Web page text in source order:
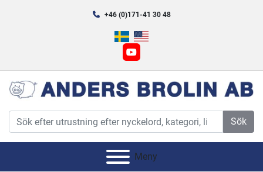
+46 (0)171-41 30 48
youtube
Sök
Meny